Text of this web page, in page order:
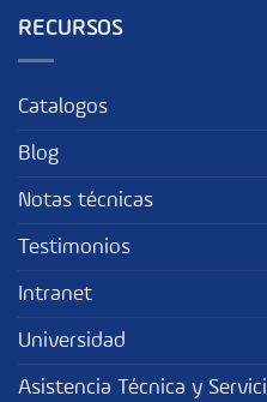
RECURSOS
Catalogos
Blog
Notas técnicas
Testimonios
Intranet
Universidad
Asistencia Técnica y